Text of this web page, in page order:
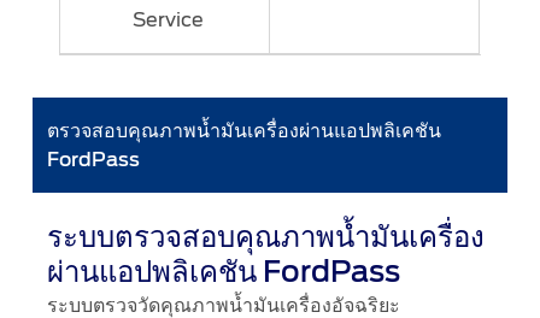
Service
ตรวจสอบคุณภาพน้ำมันเครื่องผ่านแอปพลิเคชัน
FordPass
ระบบตรวจสอบคุณภาพน้ำมันเครื่อง
ผ่านแอปพลิเคชัน FordPass
ระบบตรวจวัดคุณภาพน้ำมันเครื่องอัจฉริยะ